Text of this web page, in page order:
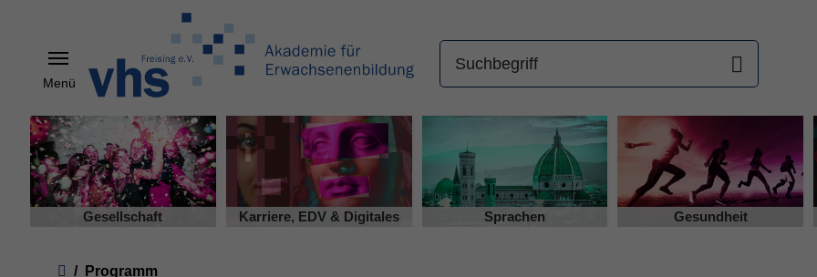
Menü
Gesellschaft Karriere, EDV & Digitales Sprachen Gesundheit
Programm